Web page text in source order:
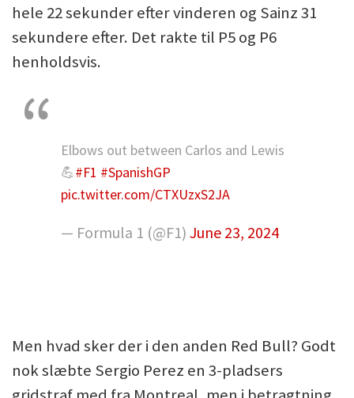
hele 22 sekunder efter vinderen og Sainz 31
sekundere efter. Det rakte til P5 og P6
henholdsvis.
Elbows out between Carlos and Lewis
💪#F1 #SpanishGP
pic.twitter.com/CTXUzxS2JA
— Formula 1 (@F1) June 23, 2024
Men hvad sker der i den anden Red Bull? Godt
nok slæbte Sergio Perez en 3-pladsers